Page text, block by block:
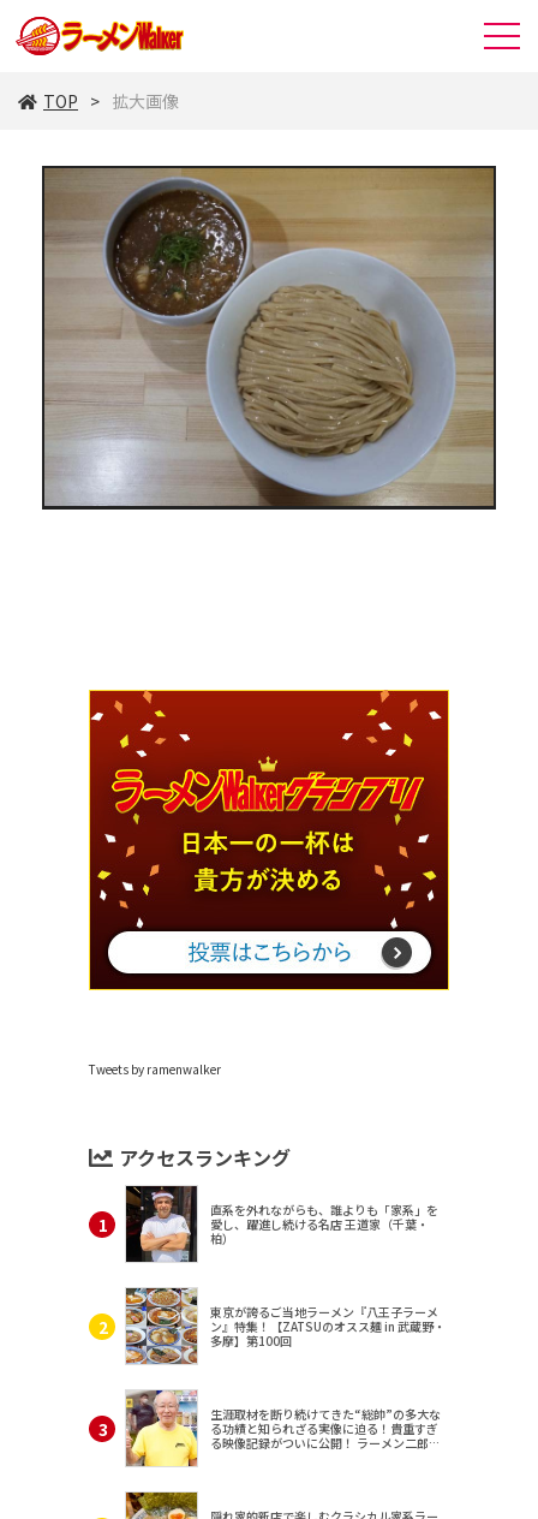
TOP 拡大画像
Tweets by ramenwalker
アクセスランキング
直系を外れながらも、誰よりも「家系」を
愛し、躍進し続ける名店 王道家（千葉・
柏）
東京が誇るご当地ラーメン『八王子ラーメ
ン』特集！【ZATSUのオスス麺 in 武蔵野・
多摩】第100回
生涯取材を断り続けてきた“総帥”の多大な
る功績と知られざる実像に迫る！貴重すぎ
る映像記録がついに公開！ ラーメン二郎